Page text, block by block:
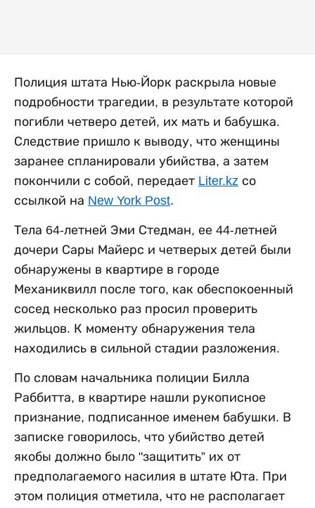
Полиция штата Нью-Йорк раскрыла новые
подробности трагедии, в результате которой
погибли четверо детей, их мать и бабушка.
Следствие пришло к выводу, что женщины
заранее спланировали убийства, а затем
покончили с собой, передает Liter.kz со
ссылкой на New York Post.
Тела 64-летней Эми Стедман, ее 44-летней
дочери Сары Майерс и четверых детей были
обнаружены в квартире в городе
Механиквилл после того, как обеспокоенный
сосед несколько раз просил проверить
жильцов. К моменту обнаружения тела
находились в сильной стадии разложения.
По словам начальника полиции Билла
Раббитта, в квартире нашли рукописное
признание, подписанное именем бабушки. В
записке говорилось, что убийство детей
якобы должно было "защитить” их от
предполагаемого насилия в штате Юта. При
этом полиция отметила, что не располагает